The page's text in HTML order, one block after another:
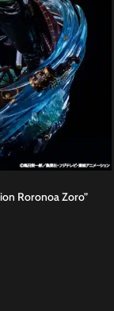
Roronoa Zoro”